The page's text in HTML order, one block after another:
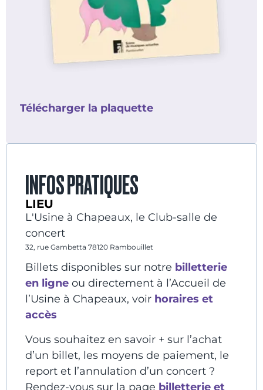
Télécharger la plaquette
INFOS PRATIQUES
LIEU
L'Usine à Chapeaux, le Club-salle de
concert
32, rue Gambetta 78120 Rambouillet
Billets disponibles sur notre billetterie
en ligne ou directement à l’Accueil de
l’Usine à Chapeaux, voir horaires et
accès
Vous souhaitez en savoir + sur l’achat
d’un billet, les moyens de paiement, le
report et l’annulation d’un concert ?
Rendez-vous sur la page billetterie et